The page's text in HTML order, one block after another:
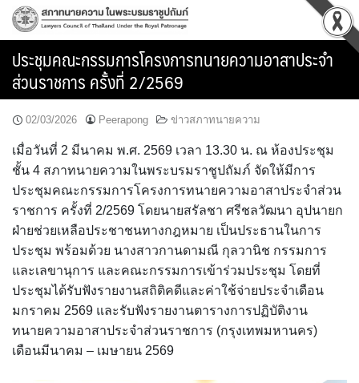
Skip
ประชุมคณะกรรมการโครงการทนายความอาสาประจำ
ส่วนราชการ ครั้งที่ 2/2569
02/03/2026 Peerapong ข่าวสภาทนายความ
เมื่อวันที่ 2 มีนาคม พ.ศ. 2569 เวลา 13.30 น. ณ ห้องประชุม
ชั้น 4 สภาทนายความในพระบรมราชูปถัมภ์ จัดให้มีการ
ประชุมคณะกรรมการโครงการทนายความอาสาประจำส่วน
ราชการ ครั้งที่ 2/2569 โดยนายสรัลชา ศรีชลวัฒนา อุปนายก
ฝ่ายช่วยเหลือประชาชนทางกฎหมาย เป็นประธานในการ
ประชุม พร้อมด้วย นางสาวกานดามณี กุลวานิช กรรมการ
และเลขานุการ และคณะกรรมการเข้าร่วมประชุม โดยที่
ประชุมได้รับฟังรายงานสถิติคดีและค่าใช้จ่ายประจำเดือน
มกราคม 2569 และรับฟังรายงานตารางการปฏิบัติงาน
ทนายความอาสาประจำส่วนราชการ (กรุงเทพมหานคร)
เดือนมีนาคม – เมษายน 2569